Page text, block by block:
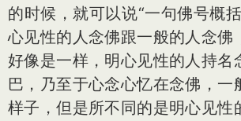
的时候，就可以说“一句佛号概
心见性的人念佛跟一般的人念佛
好像是一样，明心见性的人持名
巴，乃至于心念心忆在念佛，一
样子，但是所不同的是明心见性